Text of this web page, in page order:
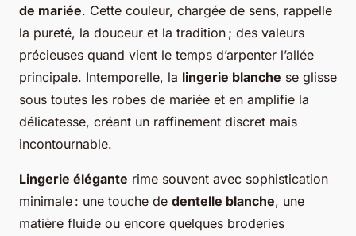
de mariée. Cette couleur, chargée de sens, rappelle
la pureté, la douceur et la tradition ; des valeurs
précieuses quand vient le temps d’arpenter l’allée
principale. Intemporelle, la lingerie blanche se glisse
sous toutes les robes de mariée et en amplifie la
délicatesse, créant un raffinement discret mais
incontournable.
Lingerie élégante rime souvent avec sophistication
minimale : une touche de dentelle blanche, une
matière fluide ou encore quelques broderies